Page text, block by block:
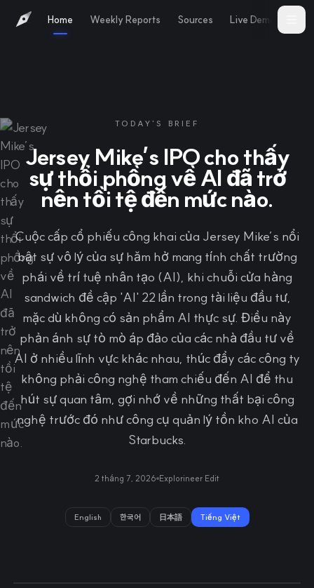
Home Weekly Reports Sources Live Demo
TODAY'S BRIEF
Jersey Mike’s IPO cho thấy
sự thổi phồng về AI đã trở
nên tồi tệ đến mức nào.
Cuộc cấp cổ phiếu công khai của Jersey Mike’s nổi
bật sự vô lý của sự hăm hở mang tính chất trường
phái về trí tuệ nhân tạo (AI), khi chuỗi cửa hàng
sandwich đề cập 'AI' 22 lần trong tài liệu đầu tư,
mặc dù không có sản phẩm AI thực sự. Điều này
phản ánh sự tò mò áp đảo của các nhà đầu tư về
AI ở nhiều lĩnh vực khác nhau, thúc đẩy các công ty
không phải công nghệ tham chiếu đến AI để thu
hút sự quan tâm, gợi nhớ về những thất bại công
nghệ trước đó như công cụ quản lý tồn kho AI của
Starbucks.
2 tháng 7, 2026 Explorineer Edit
English 한국어 日本語 Tiếng Việt